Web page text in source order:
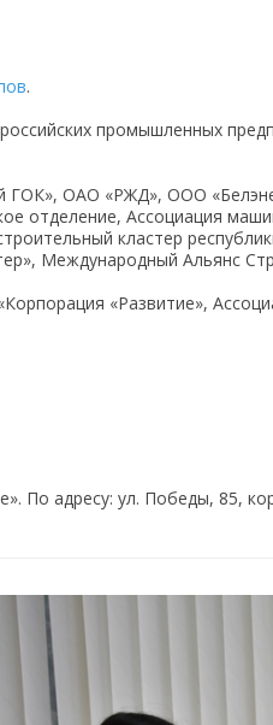
.
промышленных
ГОК», ОАО «РЖД», ООО
отделение, Ассоциация
кластер
Международный Альянс
«Развитие»,
По адресу: ул. Победы, 85,